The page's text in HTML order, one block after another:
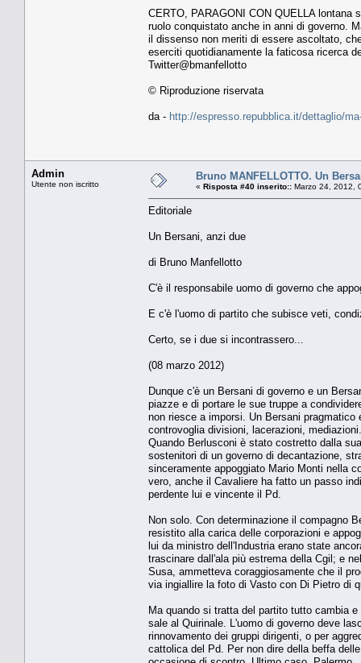
CERTO, PARAGONI CON QUELLA lontana
ruolo conquistato anche in anni di governo.
il dissenso non meriti di essere ascoltato,
eserciti quotidianamente la faticosa ricerca
Twitter@bmanfellotto
© Riproduzione riservata
da - http://espresso.repubblica.it/dettaglio/
Admin
Utente non iscritto
Bruno MANFELLOTTO. Un
« Risposta #40 inserito:: Marzo 24, 2012,
Editoriale
Un Bersani, anzi due
di Bruno Manfellotto
C'è il responsabile uomo di governo che
E c'è l'uomo di partito che subisce veti,
Certo, se i due si incontrassero...
(08 marzo 2012)
Dunque c'è un Bersani di governo e un
piazze e di portare le sue truppe a
non riesce a imporsi. Un Bersani
controvoglia divisioni, lacerazioni,
Quando Berlusconi è stato costretto dalla
sostenitori di un governo di decantazione,
sinceramente appoggiato Mario Monti nella
vero, anche il Cavaliere ha fatto un passo
perdente lui e vincente il Pd.
Non solo. Con determinazione il compagno
resistito alla carica delle corporazioni e
lui da ministro dell'Industria erano state
trascinare dall'ala più estrema della Cgil; e
Susa, ammetteva coraggiosamente che il
via ingiallire la foto di Vasto con Di Pietro di
Ma quando si tratta del partito tutto cambia
sale al Quirinale. L'uomo di governo deve
rinnovamento dei gruppi dirigenti, o per
cattolica del Pd. Per non dire della beffa